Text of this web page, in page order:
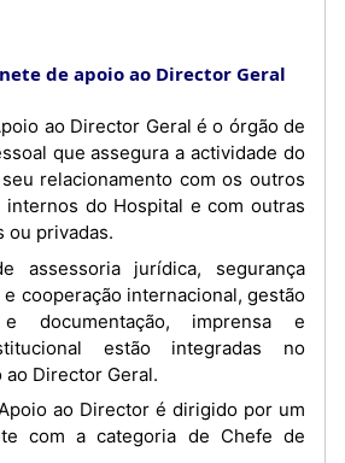
de apoio ao Director Geral
que assegura a actividade do
relacionamento com os outros
do Hospital e com outras
ou privadas.
cooperação internacional, gestão
documentação, imprensa e
estão integradas no
ao Director Geral.
com a categoria de Chefe de